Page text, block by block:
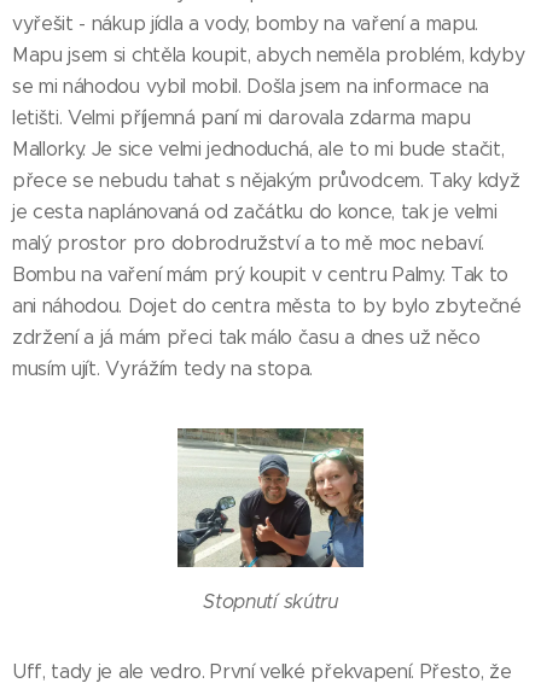
vyřešit - nákup jídla a vody, bomby na vaření a mapu.
Mapu jsem si chtěla koupit, abych neměla problém, kdyby
se mi náhodou vybil mobil. Došla jsem na informace na
letišti. Velmi příjemná paní mi darovala zdarma mapu
Mallorky. Je sice velmi jednoduchá, ale to mi bude stačit,
přece se nebudu tahat s nějakým průvodcem. Taky když
je cesta naplánovaná od začátku do konce, tak je velmi
malý prostor pro dobrodružství a to mě moc nebaví.
Bombu na vaření mám prý koupit v centru Palmy. Tak to
ani náhodou. Dojet do centra města to by bylo zbytečné
zdržení a já mám přeci tak málo času a dnes už něco
musím ujít. Vyrážím tedy na stopa.
Stopnutí skútru
Uff, tady je ale vedro. První velké překvapení. Přesto, že